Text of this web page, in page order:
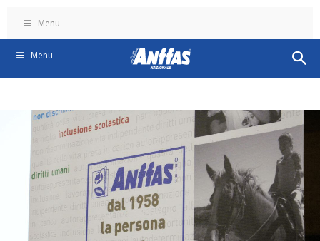
Menu
Menu